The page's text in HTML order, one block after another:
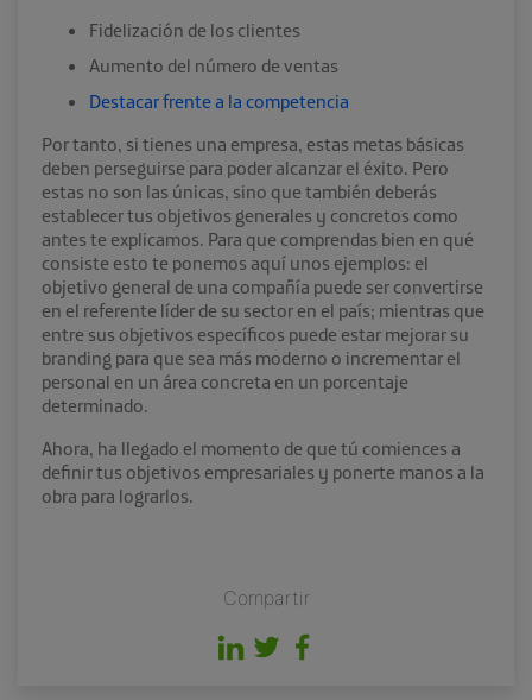
Fidelización de los clientes
Aumento del número de ventas
Destacar frente a la competencia
Por tanto, si tienes una empresa, estas metas básicas
deben perseguirse para poder alcanzar el éxito. Pero
estas no son las únicas, sino que también deberás
establecer tus objetivos generales y concretos como
antes te explicamos. Para que comprendas bien en qué
consiste esto te ponemos aquí unos ejemplos: el
objetivo general de una compañía puede ser convertirse
en el referente líder de su sector en el país; mientras que
entre sus objetivos específicos puede estar mejorar su
branding para que sea más moderno o incrementar el
personal en un área concreta en un porcentaje
determinado.
Ahora, ha llegado el momento de que tú comiences a
definir tus objetivos empresariales y ponerte manos a la
obra para lograrlos.
Compartir